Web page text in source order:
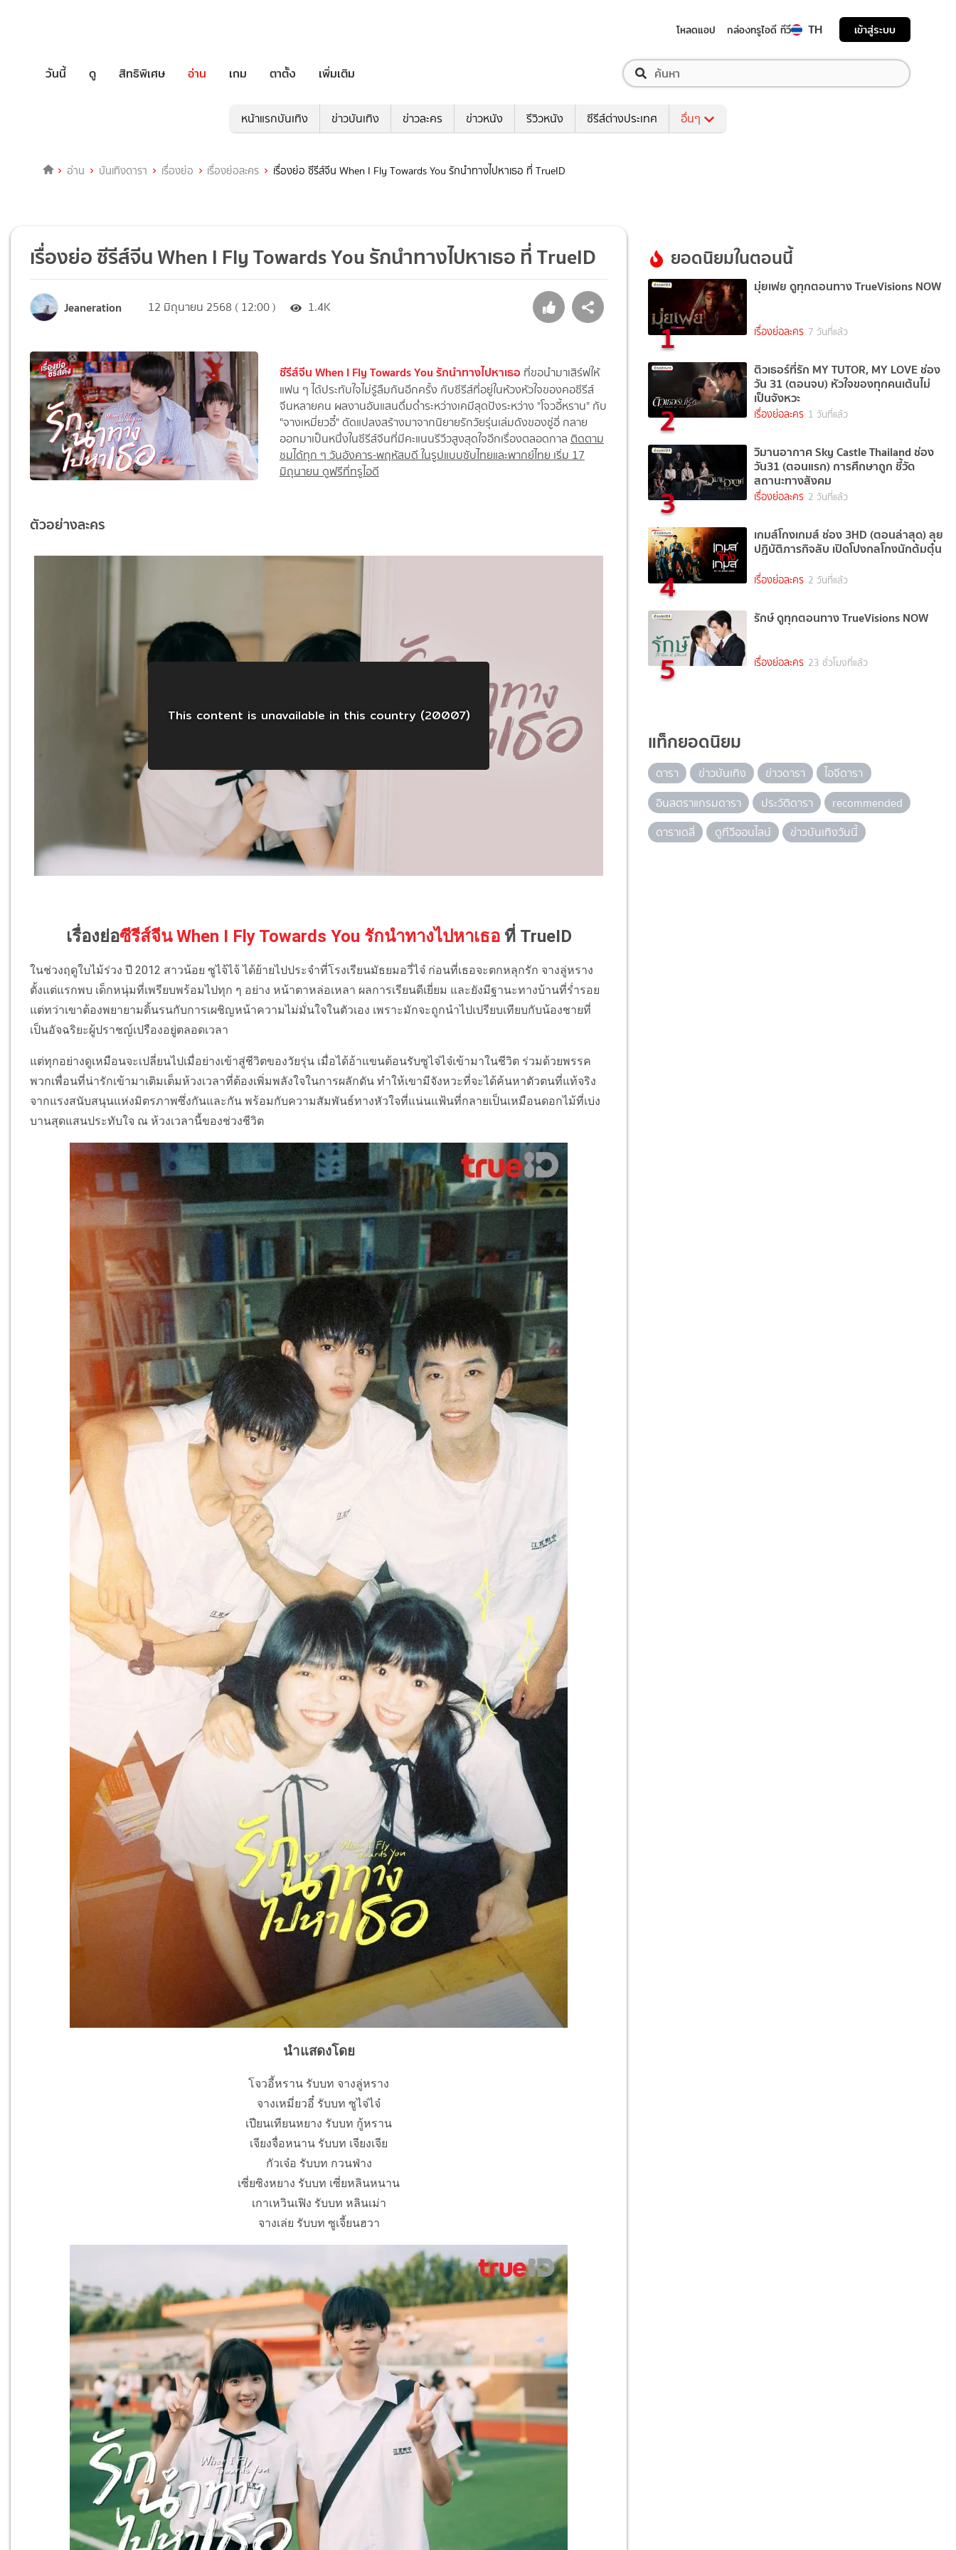
โหลดแอป กล่องทรูไอดี ทีวี TH เข้าสู่ระบบ
วันนี้ ดู สิทธิพิเศษ อ่าน เกม ตาตั้ง เพิ่มเติม
หน้าแรกบันเทิง ข่าวบันเทิง ข่าวละคร ข่าวหนัง รีวิวหนัง ซีรีส์ต่างประเทศ อื่นๆ
อ่าน บันเทิงดารา เรื่องย่อ เรื่องย่อละคร เรื่องย่อ ซีรีส์จีน When I Fly Towards You รักนำทางไปหาเธอ ที่ TrueID
เรื่องย่อ ซีรีส์จีน When I Fly Towards You รักนำทางไปหาเธอ ที่ TrueID
Jeaneration 12 มิถุนายน 2568 ( 12:00 ) 1.4K
ซีรีส์จีน When I Fly Towards You รักนำทางไปหาเธอ ที่ขอนำมาเสิร์ฟให้
แฟน ๆ ได้ประทับใจไม่รู้ลืมกันอีกครั้ง กับซีรีส์ที่อยู่ในห้วงหัวใจของคอซีรีส์
จีนหลายคน ผลงานอันแสนดื่มด่ำระหว่างเคมีสุดปังระหว่าง "โจวอี้หราน" กับ
"จางเหมี่ยวอี๋" ดัดแปลงสร้างมาจากนิยายรักวัยรุ่นเล่มดังของชู่อี่ กลาย
ออกมาเป็นหนึ่งในซีรีส์จีนที่มีคะแนนรีวีวสูงสุดใจอีกเรื่องตลอดกาล ติดตาม
ชมได้ทุก ๆ วันอังคาร-พฤหัสบดี ในรูปแบบซับไทยและพากย์ไทย เริ่ม 17
มิถุนายน ดูฟรีที่ทรูไอดี
ตัวอย่างละคร
เรื่องย่อซีรีส์จีน When I Fly Towards You รักนำทางไปหาเธอที่ TrueID
ในช่วงฤดูใบไม้ร่วง ปี 2012 สาวน้อย ซูไจ้ไจ้ ได้ย้ายไปประจำที่โรงเรียนมัธยมอวี่ไจ๋ ก่อนที่เธอจะตกหลุกรัก จางลู่หราง
ตั้งแต่แรกพบ เด็กหนุ่มที่เพรียบพร้อมไปทุก ๆ อย่าง หน้าตาหล่อเหลา ผลการเรียนดีเยี่ยม และยังมีฐานะทางบ้านที่ร่ำรอย
แต่ทว่าเขาต้องพยายามดิ้นรนกับการเผชิญหน้าความไม่มั่นใจในตัวเอง เพราะมักจะถูกนำไปเปรียบเทียบกับน้องชายที่
เป็นอัจฉริยะผู้ปราชญ์เปรืองอยู่ตลอดเวลา
แต่ทุกอย่างดูเหมือนจะเปลี่ยนไปเมื่อย่างเข้าสู่ชีวิตของวัยรุ่น เมื่อได้อ้าแขนต้อนรับซูไจ่ไจ๋เข้ามาในชีวิต ร่วมด้วยพรรค
พวกเพื่อนที่น่ารักเข้ามาเติมเต็มห้วงเวลาที่ต้องเพิ่มพลังใจในการผลักดัน ทำให้เขามีจังหวะที่จะได้ค้นหาตัวตนที่แท้จริง
จากแรงสนับสนุนแห่งมิตรภาพซึ่งกันและกัน พร้อมกับความสัมพันธ์ทางหัวใจที่แน่นแฟ้นที่กลายเป็นเหมือนดอกไม้ที่เบ่ง
บานสุดแสนประทับใจ ณ ห้วงเวลานี้ของช่วงชีวิต
นำแสดงโดย
โจวอี้หราน รับบท จางลู่หราง
จางเหมี่ยวอี๋ รับบท ซูไจ่ไจ๋
เปียนเทียนหยาง รับบท กู้หราน
เจียงจื่อหนาน รับบท เจียงเจีย
กัวเจ๋อ รับบท กวนฟ่าง
เซี่ยซิงหยาง รับบท เซี่ยหลินหนาน
เกาเหวินเฟิง รับบท หลินเม่า
จางเล่ย รับบท ซูเจี้ยนฮวา
ยอดนิยมในตอนนี้
1
มุ่ยเฟย ดูทุกตอนทาง TrueVisions NOW
เรื่องย่อละคร 7 วันที่แล้ว
2
ติวเธอร์ที่รัก MY TUTOR, MY LOVE ช่อง
วัน 31 (ตอนจบ) หัวใจของทุกคนเต้นไม่
เป็นจังหวะ
เรื่องย่อละคร 1 วันที่แล้ว
3
วิมานอากาศ Sky Castle Thailand ช่อง
วัน31 (ตอนแรก) การศึกษาถูก ชี้วัด
สถานะทางสังคม
เรื่องย่อละคร 2 วันที่แล้ว
4
เกมส์โกงเกมส์ ช่อง 3HD (ตอนล่าสุด) ลุย
ปฏิบัติภารกิจลับ เปิดโปงกลโกงนักต้มตุ๋น
เรื่องย่อละคร 2 วันที่แล้ว
5
รักษ์ ดูทุกตอนทาง TrueVisions NOW
เรื่องย่อละคร 23 ชั่วโมงที่แล้ว
แท็กยอดนิยม
ดารา ข่าวบันเทิง ข่าวดารา
ไอจีดารา
อินสตราแกรมดารา
ประวัติดารา
recommended
ดาราเดลี่
ดูทีวีออนไลน์ ข่าวบันเทิงวันนี้